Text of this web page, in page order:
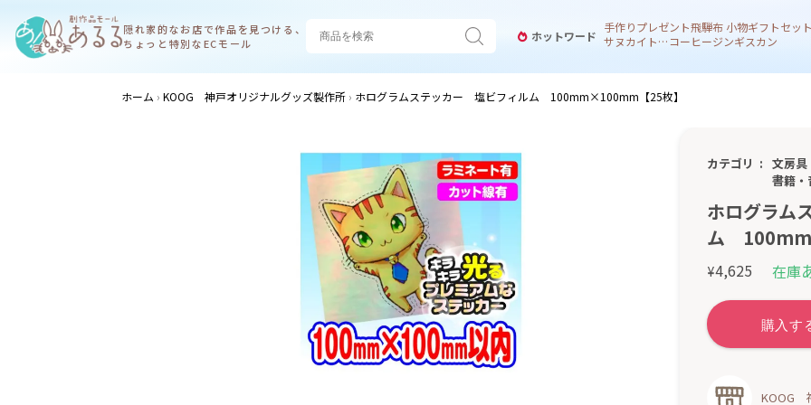
隠れ家的なお店で作品を見つける、
ちょっと特別なECモール
ホットワード
手作りプレゼント飛騨布 小物ギフトセッ
サヌカイト 風鈴コーヒージンギスカン
ホーム KOOG 神戸オリジナルグッズ製作所 ホログラムステッカー 塩ビフィルム 100mm×100mm【25枚】
カテゴリ
文房具
書籍・
ホログラム
ム
¥4,625 在庫
KOOG